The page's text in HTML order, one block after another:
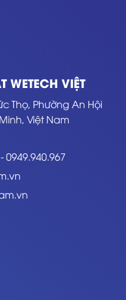
WETECH VIỆT
Thọ, Phường An Hội
Việt Nam
0949.940.967